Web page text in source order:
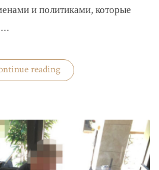
и политиками, которые
…
reading«Кто
поспособствовал
Барсук»